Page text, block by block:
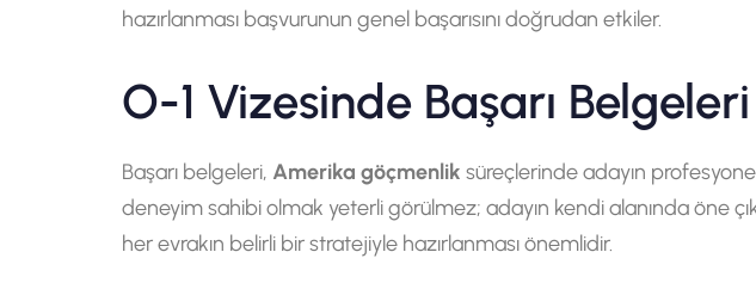
hazırlanması başvurunun genel başarısını doğrudan etkiler.
O-1 Vizesinde Başarı
Başarı belgeleri, Amerika göçmenlik süreçlerinde adayın
deneyim sahibi olmak yeterli görülmez; adayın kendi alanında öne
her evrakın belirli bir stratejiyle hazırlanması önemlidir.